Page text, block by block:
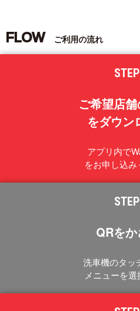
FLOW ご利用の流れ
ご希望店
をダウン
アプリ内で
をお申し込み
QRをか
洗車機のタッ
メニューを選